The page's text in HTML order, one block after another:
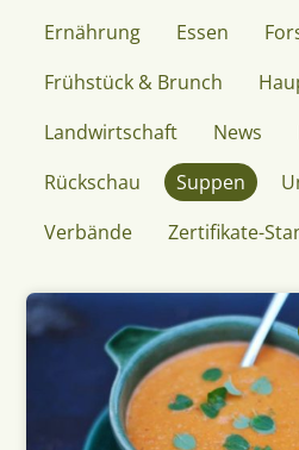
Ernährung
Essen
Frühstück & Brunch
Landwirtschaft
News
Rückschau
Suppen
Verbände
Zertifikate-